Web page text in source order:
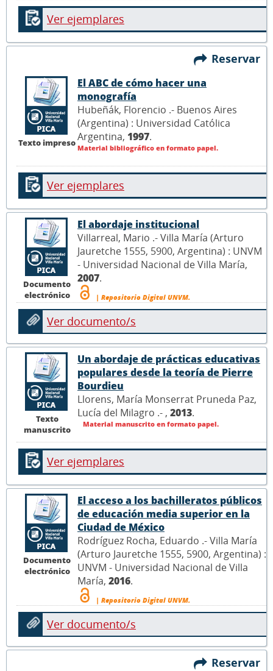
Ver ejemplares
Reservar
Texto impreso
El ABC de cómo hacer una
monografía
Hubeñák, Florencio .- Buenos Aires
(Argentina) : Universidad Católica
Argentina, 1997.
Material bibliográfico en formato papel.
Ver ejemplares
Documento
electrónico
El abordaje institucional
Villarreal, Mario .- Villa María (Arturo
Jauretche 1555, 5900, Argentina) : UNVM
- Universidad Nacional de Villa María,
2007.
| Repositorio Digital UNVM.
Ver documento/s
Texto
manuscrito
Un abordaje de prácticas educativas
populares desde la teoría de Pierre
Bourdieu
Llorens, María Monserrat Pruneda Paz,
Lucía del Milagro .- , 2013.
Material manuscrito en formato papel.
Ver ejemplares
Documento
electrónico
El acceso a los bachilleratos públicos
de educación media superior en la
Ciudad de México
Rodríguez Rocha, Eduardo .- Villa María
(Arturo Jauretche 1555, 5900, Argentina) :
UNVM - Universidad Nacional de Villa
María, 2016.
| Repositorio Digital UNVM.
Ver documento/s
Reservar